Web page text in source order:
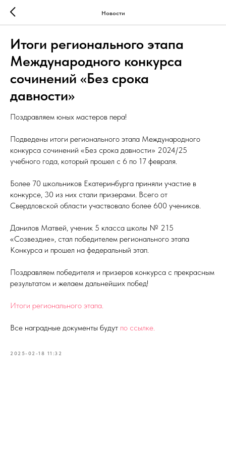
Новости
Итоги регионального этапа
Международного конкурса
сочинений «Без срока
давности»
Поздравляем юных мастеров пера!
Подведены итоги регионального этапа Международного
конкурса сочинений «Без срока давности» 2024/25
учебного года, который прошел с 6 по 17 февраля.
Более 70 школьников Екатеринбурга приняли участие в
конкурсе, 30 из них стали призерами. Всего от
Свердловской области участвовало более 600 учеников.
Данилов Матвей, ученик 5 класса школы № 215
«Созвездие», стал победителем регионального этапа
Конкурса и прошел на федеральный этап.
Поздравляем победителя и призеров конкурса с прекрасным
результатом и желаем дальнейших побед!
Итоги регионального этапа.
Все наградные документы будут по ссылке.
2025-02-18 11:32